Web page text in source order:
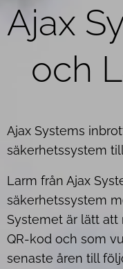
Ajax
och
Ajax Systems
säkerhetssystem
Larm från Ajax
säkerhetssystem
Systemet är lätt
QR-kod och som
senaste åren till